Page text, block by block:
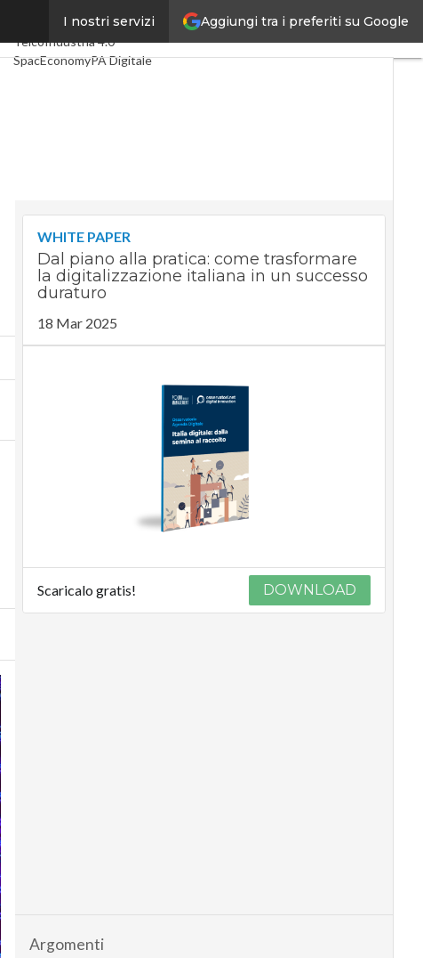
Aggiungi tra i preferiti su Google
I nostri servizi
Ultimi articoliDigital Economy
TelcoIndustria 4.0
SpacEconomyPA Digitale
WHITE PAPER
Dal piano alla pratica: come trasformare
la digitalizzazione italiana in un successo
duraturo
18 Mar 2025
Scaricalo gratis! DOWNLOAD
Argomenti